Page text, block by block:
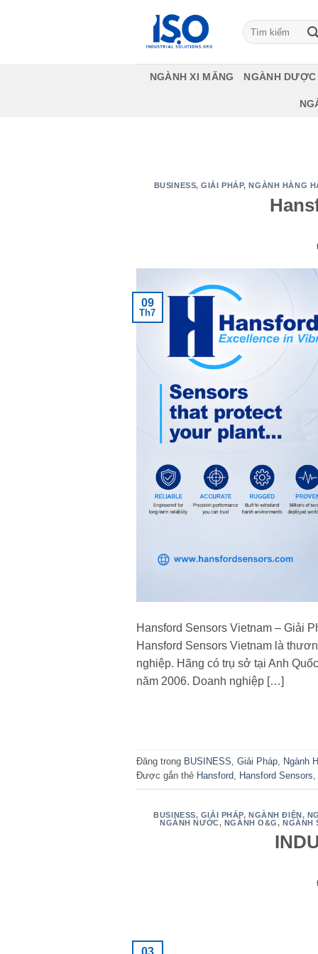
Tìm
kiếm:
NGÀNH XI MĂNG NGÀNH
BUSINESS,GIẢI PHÁP,NGÀNH HÀNG
09
Th7
Hansford Sensors Vietnam – Giải
Hansford Sensors Vietnam là
nghiệp. Hãng có trụ sở tại Anh
năm 2006. Doanh nghiệp […]
Đăng trong BUSINESS, Giải Pháp, Ngành
Được gắn thẻ Hansford, Hansford Sensors,
BUSINESS, GIẢI PHÁP,NGÀNH ĐIỆN,
NGÀNH NƯỚC, NGÀNH O&G, NGÀNH
03